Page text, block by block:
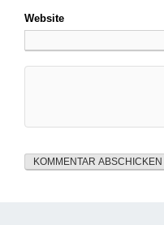
Website